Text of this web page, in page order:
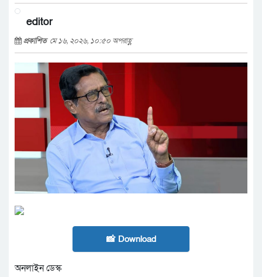
editor
প্রকাশিত মে ১৬, ২০২৬, ১০:৫০ অপরাহ্ণ
📸 Download
অনলাইন ডেস্ক